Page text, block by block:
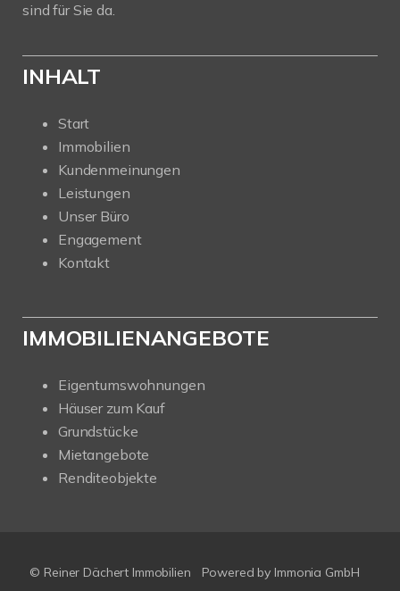
sind für Sie da.
INHALT
Start
Immobilien
Kundenmeinungen
Leistungen
Unser Büro
Engagement
Kontakt
IMMOBILIENANGEBOTE
Eigentumswohnungen
Häuser zum Kauf
Grundstücke
Mietangebote
Renditeobjekte
© Reiner Dächert Immobilien Powered by Immonia GmbH